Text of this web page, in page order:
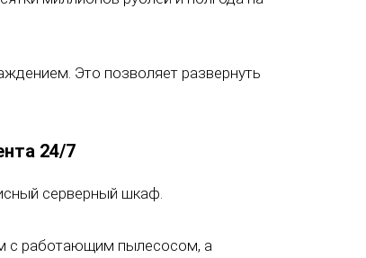
Это позволяет развернуть
24/7
серверный шкаф.
с работающим пылесосом, а